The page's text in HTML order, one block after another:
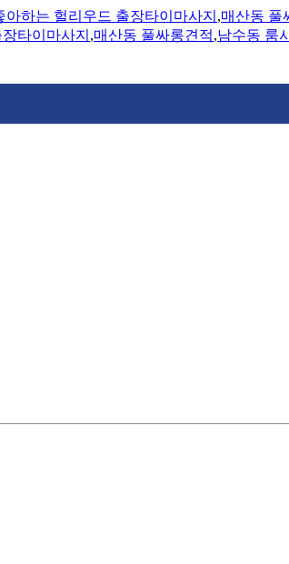
하는 헐리우드 출장타이마사지 ,매산동 풀
타이마사지 ,매산동 풀싸롱견적,남수동 룸